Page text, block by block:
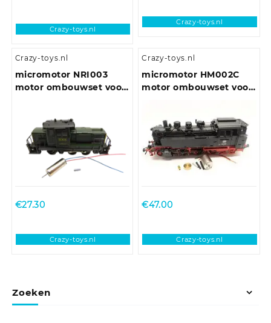
Crazy-toys.nl
Crazy-toys.nl
Crazy-toys.nl
micromotor NRI003
motor ombouwset voor
€27.30
Crazy-toys.nl
Crazy-toys.nl
micromotor HM002C
motor ombouwset voor
€47.00
Crazy-toys.nl
Zoeken